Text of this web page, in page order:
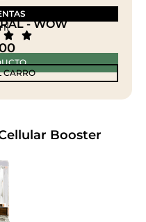
- WOW
CARRO
Booster